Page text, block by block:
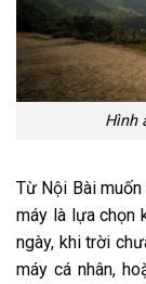
Hình
Từ Nội Bài
máy là lựa chọn
ngày, khi trời
máy cá nhân,